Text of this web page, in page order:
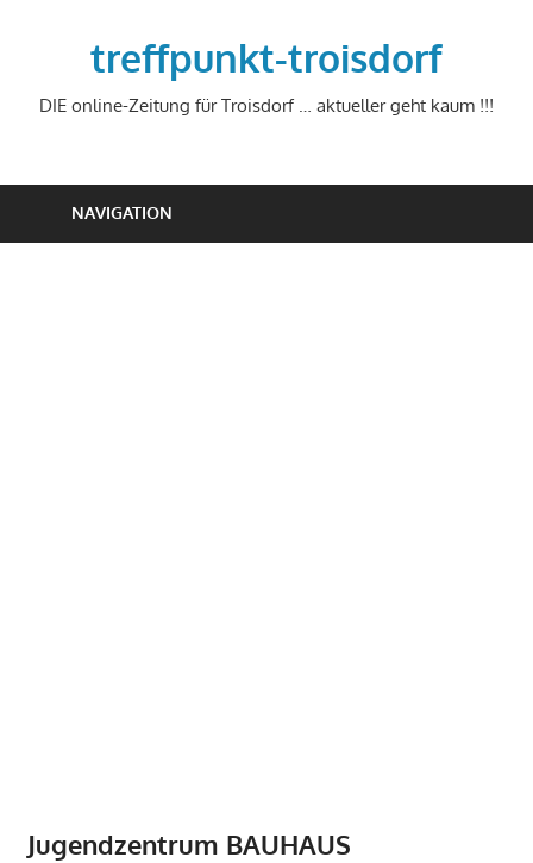
treffpunkt-troisdorf
DIE online-Zeitung für Troisdorf … aktueller geht kaum !!!
NAVIGATION
Jugendzentrum BAUHAUS